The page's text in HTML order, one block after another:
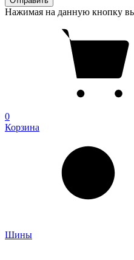
Нажимая на данную кнопку вы
0
Корзина
Шины